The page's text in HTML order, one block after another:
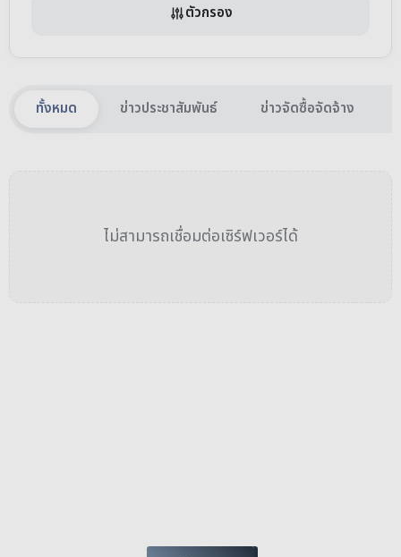
ตัวกรอง
ทั้งหมด ข่าวประชาสัมพันธ์ ข่าวจัดซื้อจัดจ้าง
ไม่สามารถเชื่อมต่อเซิร์ฟเวอร์ได้